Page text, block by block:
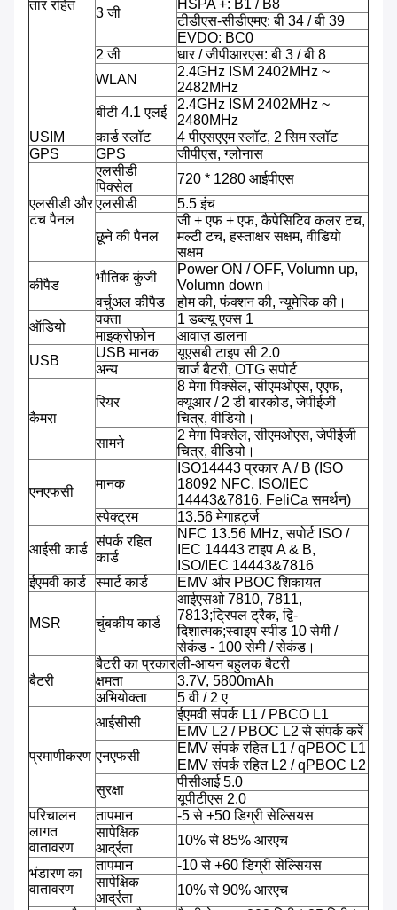
तार रहित
3 जी
HSPA +: B1 / B8
टीडीएस-सीडीएमए: बी 34 / बी 39
EVDO: BC0
2 जी
धार / जीपीआरएस: बी 3 / बी 8
WLAN
2.4GHz ISM 2402MHz ~
2482MHz
बीटी 4.1 एलई
2.4GHz ISM 2402MHz ~
2480MHz
USIM
कार्ड स्लॉट
4 पीएसएएम स्लॉट, 2 सिम स्लॉट
GPS
GPS जीपीएस, ग्लोनास
एलसीडी और
टच पैनल
एलसीडी
पिक्सेल
720 * 1280 आईपीएस
एलसीडी
5.5 इंच
छूने की पैनल
जी + एफ + एफ, कैपेसिटिव कलर टच,
मल्टी टच, हस्ताक्षर सक्षम, वीडियो
सक्षम
कीपैड
भौतिक कुंजी
Power ON / OFF, Volumn up,
Volumn down।
वर्चुअल कीपैड
होम की, फंक्शन की, न्यूमेरिक की।
ऑडियो
वक्ता
1 डब्ल्यू एक्स 1
माइक्रोफ़ोन
आवाज़ डालना
USB
USB मानक
यूएसबी टाइप सी 2.0
अन्य
चार्ज बैटरी, OTG सपोर्ट
कैमरा
रियर
8 मेगा पिक्सेल, सीएमओएस, एएफ,
क्यूआर / 2 डी बारकोड, जेपीईजी
चित्र, वीडियो।
सामने
2 मेगा पिक्सेल, सीएमओएस, जेपीईजी
चित्र, वीडियो।
एनएफसी
मानक
ISO14443 प्रकार A / B (ISO
18092 NFC, ISO/IEC
14443&7816, FeliCa समर्थन)
स्पेक्ट्रम
13.56 मेगाहर्ट्ज
आईसी कार्ड
संपर्क रहित
कार्ड
NFC 13.56 MHz, सपोर्ट ISO /
IEC 14443 टाइप A & B,
ISO/IEC 14443&7816
ईएमवी कार्ड
स्मार्ट कार्ड EMV और PBOC शिकायत
MSR चुंबकीय कार्ड
आईएसओ 7810, 7811,
7813;ट्रिपल ट्रैक, द्वि-
दिशात्मक;स्वाइप स्पीड 10 सेमी /
सेकंड - 100 सेमी / सेकंड।
बैटरी
बैटरी का प्रकारली-आयन बहुलक बैटरी
क्षमता
3.7V, 5800mAh
अभियोक्ता
5 वी / 2 ए
प्रमाणीकरण
आईसीसी
ईएमवी संपर्क L1 / PBCO L1
EMV L2 / PBOC L2 से संपर्क करें
एनएफसी
EMV संपर्क रहित L1 / qPBOC L1
EMV संपर्क रहित L2 / qPBOC L2
सुरक्षा
पीसीआई 5.0
यूपीटीएस 2.0
परिचालन
लागत
वातावरण
तापमान
-5 से +50 डिग्री सेल्सियस
सापेक्षिक
आर्द्रता
10% से 85% आरएच
भंडारण का
वातावरण
तापमान
-10 से +60 डिग्री सेल्सियस
सापेक्षिक
आर्द्रता
10% से 90% आरएच